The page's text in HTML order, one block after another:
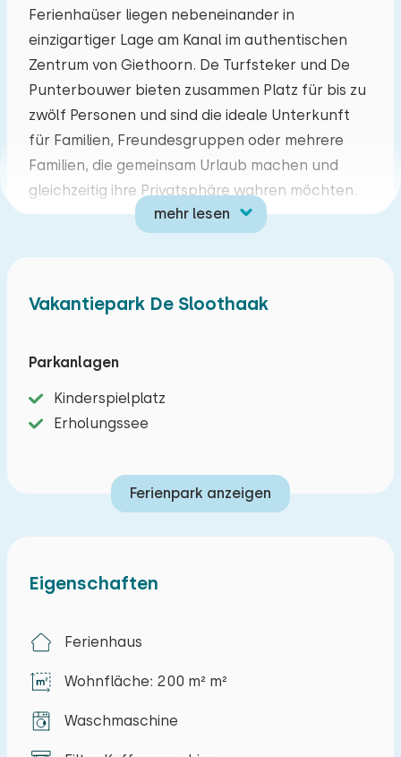
Ferienhaüser liegen nebeneinander in
einzigartiger Lage am Kanal im authentischen
Zentrum von Giethoorn. De Turfsteker und De
Punterbouwer bieten zusammen Platz für bis zu
zwölf Personen und sind die ideale Unterkunft
für Familien, Freundesgruppen oder mehrere
Familien, die gemeinsam Urlaub machen und
gleichzeitig ihre Privatsphäre wahren möchten.
Beide Häuser bieten eine Wohnfläche von über
100 m² und wurden komplett renoviert. Die
bequemen Sitzecke und einem Fernseher
verfügen über einen Geschirrspüler, eine
eine Mikrowelle. Es gibt insgesamt sechs
Schlafzimmer, die jeweils mit zwei Einzelbetten
Häuser über ein Badezimmer mit Dusche und
WC. Eines der Häuser ist zusätzlich mit einer
privaten Terrassen mit Überdachung, Grill und
dem Bovenwijde-See verbunden, sodass Sie die
Umgebung bequem mit dem Boot erkunden
können. Sie können Ihr eigenes leises Boot
anlegen oder eine luxuriöse Elektro-Slup für
mehr lesen
27 28 29 30 31 01
03 04 05 06 07 08 09
10 11 12 13 14 15 16
17 18 19 20 21 22 23
Eigenschaften
Ferienhaus
Wohnfläche: 200 m² m²
Waschmaschine
Vakantiepark De Sloothaak
Parkanlagen
Kinderspielplatz
Erholungssee
Ferienpark anzeigen